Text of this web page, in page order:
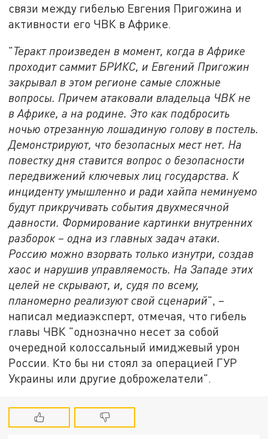
связи между гибелью Евгения Пригожина и
активности его ЧВК в Африке.
"Теракт произведен в момент, когда в Африке
проходит саммит БРИКС, и Евгений Пригожин
закрывал в этом регионе самые сложные
вопросы. Причем атаковали владельца ЧВК не
в Африке, а на родине. Это как подбросить
ночью отрезанную лошадиную голову в постель.
Демонстрируют, что безопасных мест нет. На
повестку дня ставится вопрос о безопасности
передвижений ключевых лиц государства. К
инциденту умышленно и ради хайпа неминуемо
будут прикручивать события двухмесячной
давности. Формирование картинки внутренних
разборок – одна из главных задач атаки.
Россию можно взорвать только изнутри, создав
хаос и нарушив управляемость. На Западе этих
целей не скрывают, и, судя по всему,
планомерно реализуют свой сценарий", –
написал медиаэксперт, отмечая, что гибель
главы ЧВК "однозначно несет за собой
очередной колоссальный имиджевый урон
России. Кто бы ни стоял за операцией ГУР
Украины или другие доброжелатели".